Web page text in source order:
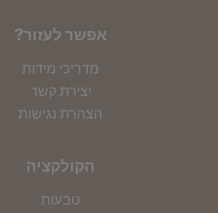
?אפשר לעזור
מדריכי מידות
יצירת קשר
הצהרת נגישות
הקולקציה
טבעות